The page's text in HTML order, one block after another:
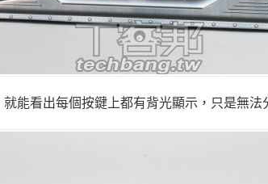
能看出每個按鍵上都有背光顯示，只是無法